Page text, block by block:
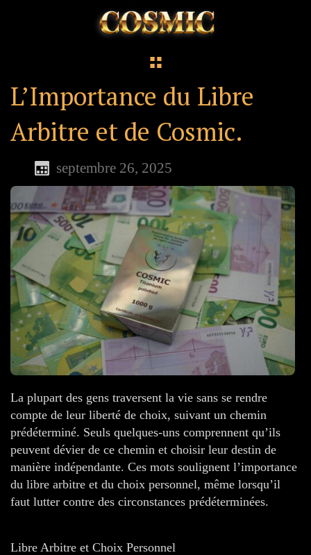
L’Importance du Libre
Arbitre et de Cosmic.
septembre 26, 2025
La plupart des gens traversent la vie sans se rendre
compte de leur liberté de choix, suivant un chemin
prédéterminé. Seuls quelques-uns comprennent qu’ils
peuvent dévier de ce chemin et choisir leur destin de
manière indépendante. Ces mots soulignent l’importance
du libre arbitre et du choix personnel, même lorsqu’il
faut lutter contre des circonstances prédéterminées.
Libre Arbitre et Choix Personnel